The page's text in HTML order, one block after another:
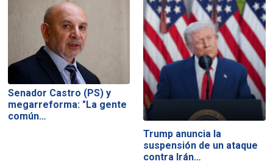
Senador Castro (PS) y
megarreforma: "La gente
común…
Trump anuncia la
suspensión de un ataque
contra Irán…